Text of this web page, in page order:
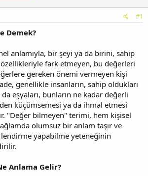
#1
Demek?
anlamıyla, bir şeyi ya da birini, sahip
fark etmeyen, bu değerleri
gereken önemi vermeyen kişi
genellikle insanların, sahip oldukları
eşyaları, bunların ne kadar değerli
küçümsemesi ya da ihmal etmesi
"Değer bilmeyen" terimi, hem kişisel
olumsuz bir anlam taşır ve
yapabilme yeteneğinin
Anlama Gelir?